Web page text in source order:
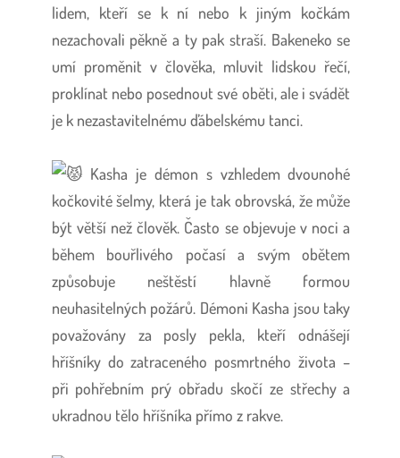
lidem, kteří se k ní nebo k jiným kočkám
nezachovali pěkně a ty pak straší. Bakeneko se
umí proměnit v člověka, mluvit lidskou řečí,
proklínat nebo posednout své oběti, ale i svádět
je k nezastavitelnému ďábelskému tanci.
Kasha je démon s vzhledem dvounohé
kočkovité šelmy, která je tak obrovská, že může
být větší než člověk. Často se objevuje v noci a
během bouřlivého počasí a svým obětem
způsobuje neštěstí hlavně formou
neuhasitelných požárů. Démoni Kasha jsou taky
považovány za posly pekla, kteří odnášejí
hříšníky do zatraceného posmrtného života –
při pohřebním prý obřadu skočí ze střechy a
ukradnou tělo hříšníka přímo z rakve.